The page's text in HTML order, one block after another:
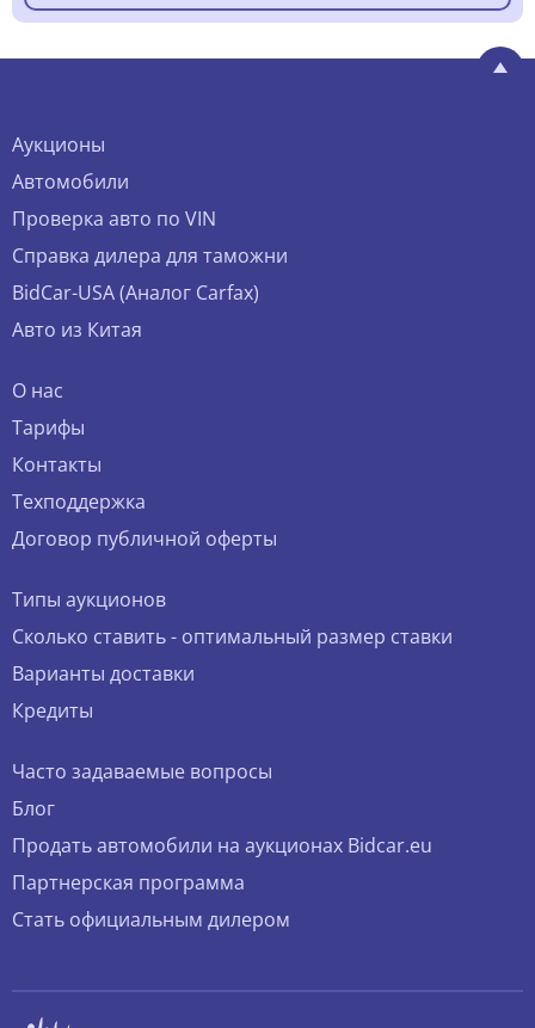
Аукционы
Автомобили
Проверка авто по VIN
Справка дилера для таможни
BidCar-USA (Аналог Carfax)
Авто из Китая
О нас
Тарифы
Контакты
Техподдержка
Договор публичной оферты
Типы аукционов
Сколько ставить - оптимальный размер ставки
Варианты доставки
Кредиты
Часто задаваемые вопросы
Блог
Продать автомобили на аукционах Bidcar.eu
Партнерская программа
Стать официальным дилером